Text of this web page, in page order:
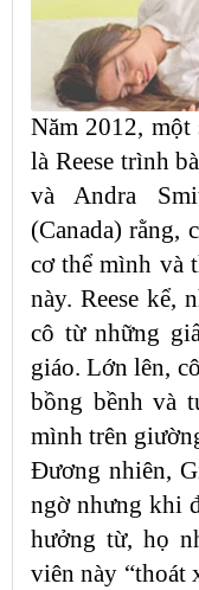
Năm 2012,
là Reese trình
và Andra
(Canada) rằng,
cơ thể mình và
này. Reese kể,
cô từ những
giáo. Lớn lên,
bồng bềnh và
mình trên
Đương nhiên,
ngờ nhưng khi
hưởng từ, họ
viên này “thoát